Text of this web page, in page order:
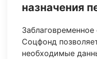
назначения
Соцфонд
необходимые